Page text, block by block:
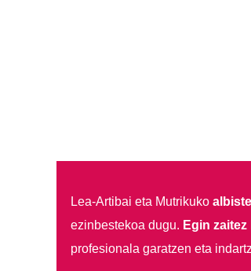
Lea-Artibai eta Mutrikuko
ezinbestekoa dugu. Egin
profesionala garatzen eta